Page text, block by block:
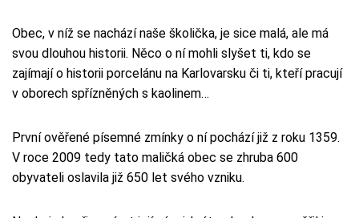
Obec, v níž se nachází naše školička, je sice malá, ale má
svou dlouhou historii. Něco o ní mohli slyšet ti, kdo se
zajímají o historii porcelánu na Karlovarsku či ti, kteří pracují
v oborech spřízněných s kaolinem…
První ověřené písemné zmínky o ní pochází již z roku 1359.
V roce 2009 tedy tato maličká obec se zhruba 600
obyvateli oslavila již 650 let svého vzniku.